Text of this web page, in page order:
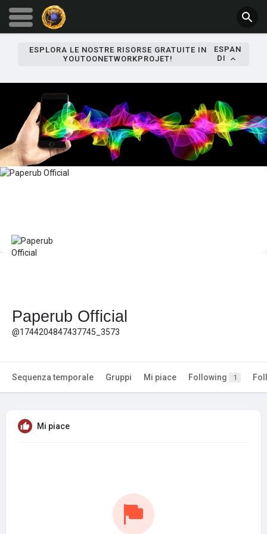
ESPLORA LE NOSTRE RISORSE GRATUITE IN
YOUTOONETWORKPROJET!
ESPAN
DI
Paperub Official
@1744204847437745_3573
Sequenza temporale Gruppi Mi piace Following 1
Mi piace